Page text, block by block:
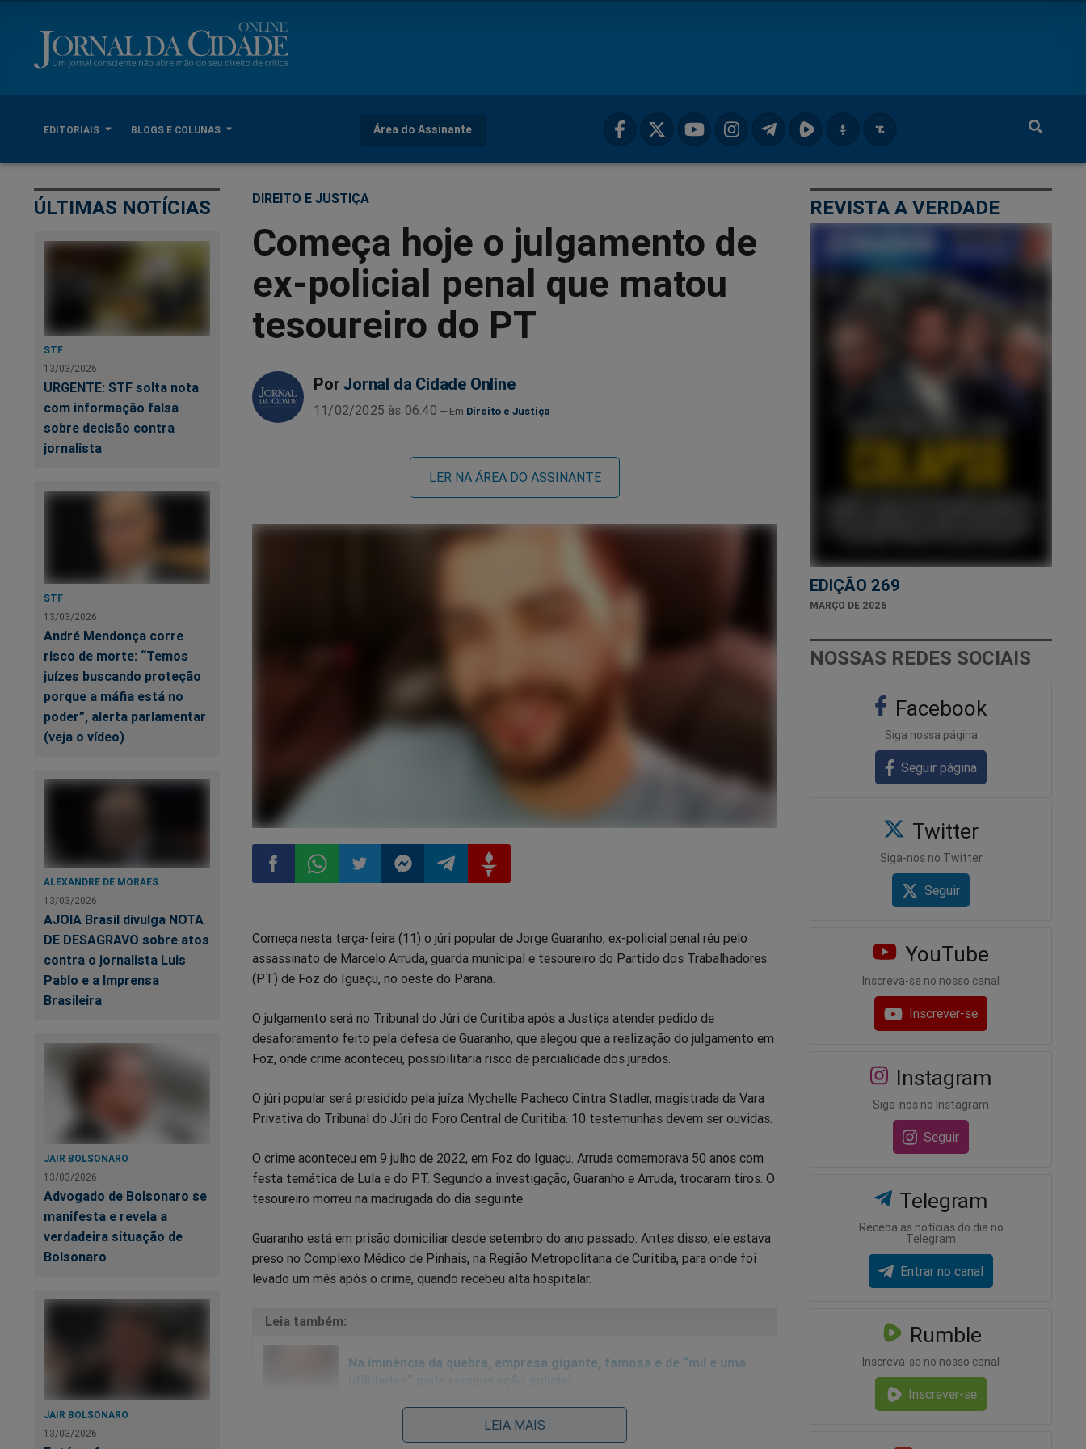
EDITORIAIS BLOGS E COLUNAS Área do Assinante
ÚLTIMAS NOTÍCIAS
STF
13/03/2026
URGENTE: STF solta nota
com informação falsa
sobre decisão contra
jornalista
STF
13/03/2026
André Mendonça corre
risco de morte: “Temos
juízes buscando proteção
porque a máfia está no
poder”, alerta parlamentar
(veja o vídeo)
ALEXANDRE DE MORAES
13/03/2026
AJOIA Brasil divulga NOTA
DE DESAGRAVO sobre atos
contra o jornalista Luis
Pablo e a Imprensa
Brasileira
JAIR BOLSONARO
13/03/2026
Advogado de Bolsonaro se
manifesta e revela a
verdadeira situação de
Bolsonaro
JAIR BOLSONARO
13/03/2026
DIREITO E JUSTIÇA
Começa hoje o julgamento de
ex-policial penal que matou
tesoureiro do PT
Por Jornal da Cidade Online
11/02/2025 às 06:40 Direito e Justiça
LER NA ÁREA DO ASSINANTE
no
Facebook
no
Whatsapp
no
Twitter
no
Messenger
no
Telegram
no
Gettr
Começa nesta terça-feira (11) o júri popular de Jorge Guaranho, ex-policial penal réu pelo
assassinato de Marcelo Arruda, guarda municipal e tesoureiro do Partido dos Trabalhadores
(PT) de Foz do Iguaçu, no oeste do Paraná.
O julgamento será no Tribunal do Júri de Curitiba após a Justiça atender pedido de
desaforamento feito pela defesa de Guaranho, que alegou que a realização do julgamento em
Foz, onde crime aconteceu, possibilitaria risco de parcialidade dos jurados.
O júri popular será presidido pela juíza Mychelle Pacheco Cintra Stadler, magistrada da Vara
Privativa do Tribunal do Júri do Foro Central de Curitiba. 10 testemunhas devem ser ouvidas.
O crime aconteceu em 9 julho de 2022, em Foz do Iguaçu. Arruda comemorava 50 anos com
festa temática de Lula e do PT. Segundo a investigação, Guaranho e Arruda, trocaram tiros. O
tesoureiro morreu na madrugada do dia seguinte.
Guaranho está em prisão domiciliar desde setembro do ano passado. Antes disso, ele estava
preso no Complexo Médico de Pinhais, na Região Metropolitana de Curitiba, para onde foi
levado um mês após o crime, quando recebeu alta hospitalar.
Na iminência da quebra, empresa gigante, famosa e de “mil e uma
LEIA MAIS
REVISTA A VERDADE
EDIÇÃO 269
MARÇO DE 2026
NOSSAS REDES SOCIAIS
Facebook
Siga nossa página
Seguir página
Twitter
Siga-nos no Twitter
Seguir
YouTube
Inscreva-se no nosso canal
Inscrever-se
Instagram
Siga-nos no Instagram
Seguir
Telegram
Receba as notícias do dia no
Telegram
Entrar no canal
Rumble
Inscreva-se no nosso canal
Inscrever-se